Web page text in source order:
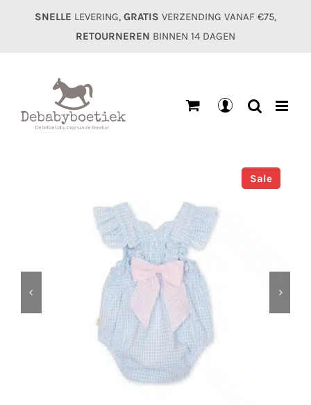
SNELLE LEVERING, GRATIS VERZENDING VANAF €75,
RETOURNEREN BINNEN 14 DAGEN
Sale